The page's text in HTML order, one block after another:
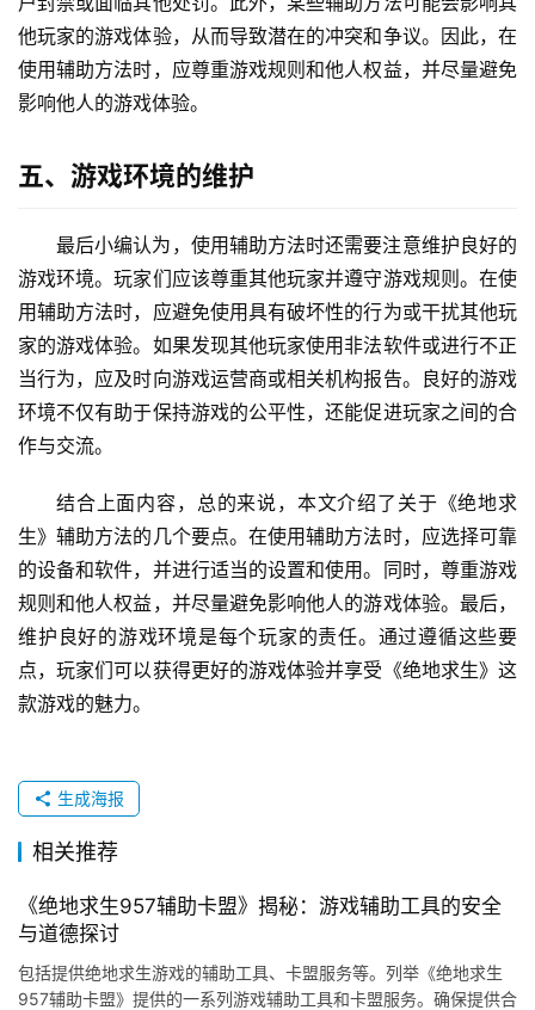
他玩家的游戏体验，从而导致潜在的冲突和争议。因此，在
使用辅助方法时，应尊重游戏规则和他人权益，并尽量避免
影响他人的游戏体验。
五、游戏环境的维护
最后小编认为，使用辅助方法时还需要注意维护良好的
游戏环境。玩家们应该尊重其他玩家并遵守游戏规则。在使
用辅助方法时，应避免使用具有破坏性的行为或干扰其他玩
家的游戏体验。如果发现其他玩家使用非法软件或进行不正
当行为，应及时向游戏运营商或相关机构报告。良好的游戏
环境不仅有助于保持游戏的公平性，还能促进玩家之间的合
作与交流。
结合上面内容，总的来说，本文介绍了关于《绝地求
生》辅助方法的几个要点。在使用辅助方法时，应选择可靠
的设备和软件，并进行适当的设置和使用。同时，尊重游戏
规则和他人权益，并尽量避免影响他人的游戏体验。最后，
维护良好的游戏环境是每个玩家的责任。通过遵循这些要
点，玩家们可以获得更好的游戏体验并享受《绝地求生》这
款游戏的魅力。
生成海报
相关推荐
《绝地求生957辅助卡盟》揭秘：游戏辅助工具的安全
与道德探讨
包括提供绝地求生游戏的辅助工具、卡盟服务等。列举《绝地求生
957辅助卡盟》提供的一系列游戏辅助工具和卡盟服务。确保提供合